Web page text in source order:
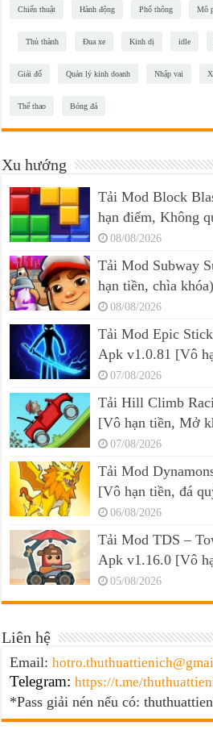
Chiến thuật Hành động Phổ thông Mô
Thủ thành Đua xe Kinh dị idle
Giải đố Quản lý kinh doanh Nhập vai
Thể thao Bóng đá
Xu hướng
Tải Mod Block
hạn điểm, Không
08/08/2026
Tải Mod Subway
hạn tiền, chìa khóa)
08/08/2026
Tải Mod Epic
Apk v1.0.81 [Vô
07/08/2026
Tải Hill Climb
[Vô hạn tiền, Mở
07/08/2026
Tải Mod
[Vô hạn tiền, đá
06/08/2026
Tải Mod TDS –
Apk v1.16.0 [Vô
05/08/2026
Liên hệ
Email:
Telegram: https://t.me/
*Pass giải nén nếu có: